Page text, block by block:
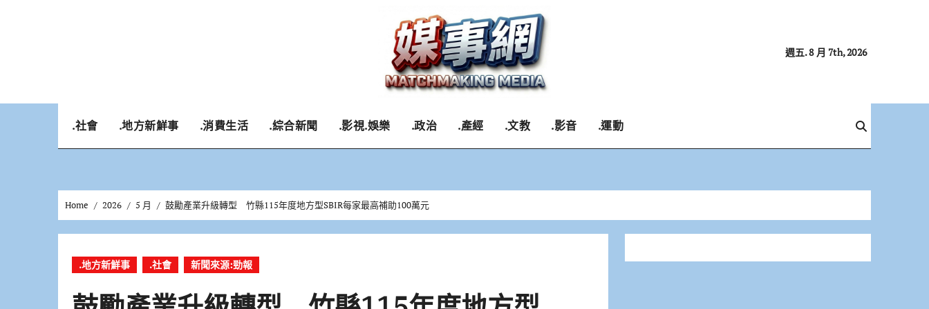
週五. 8 月 7th, 2026
.社會 .地方新鮮事 .消費生活 .綜合新聞 .影視.娛樂 .政治 .產經 .文教 .影音 .運動
Home 2026 5 月 鼓勵產業升級轉型 竹縣115年度地方型SBIR每家最高補助100萬元
.地方新鮮事 .社會 新聞來源:勁報